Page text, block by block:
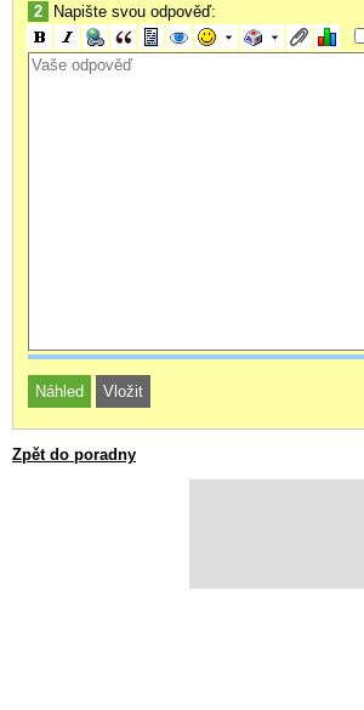
2 Napište svou odpověď:
Zpět do poradny